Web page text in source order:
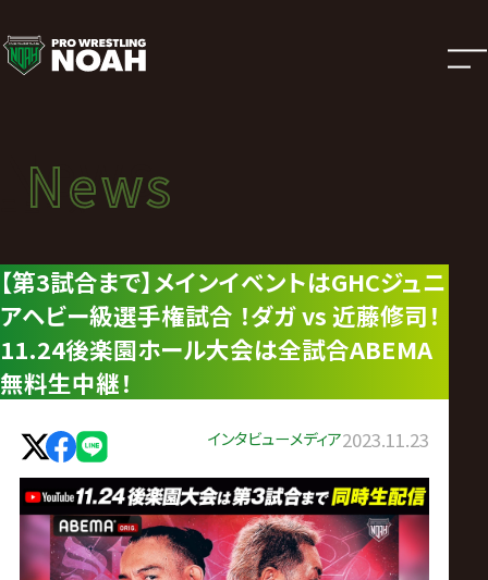
ニ
ュ
ー
ス
|
プ
ロ
レ
ス
News
ニュース
News
【第3試合まで】メインイベントはGHCジュニ
アヘビー級選手権試合 ！ダガ vs 近藤修司！
11.24後楽園ホール大会は全試合ABEMA
無料生中継！
インタビューメディア2023.11.23